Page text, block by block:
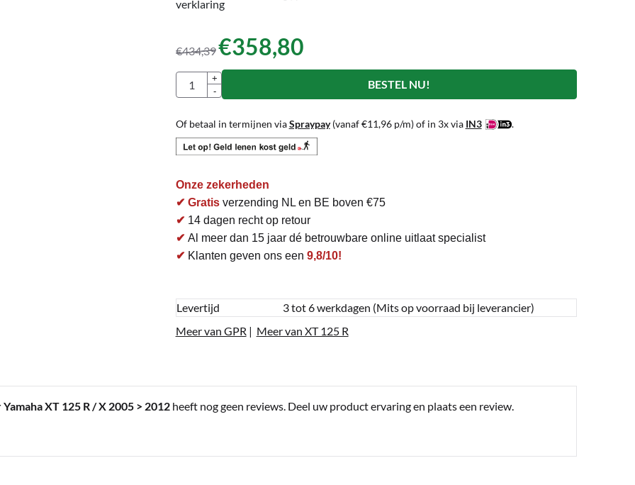
verklaring
€434,39€358,80
Aantal
+
-
BESTEL NU!
Of betaal in termijnen viaSpraypay(vanaf€11,96p/m) of in 3x via IN3 .
Onze zekerheden
✔ Gratisverzending NL en BE boven €75
✔ 14 dagen recht op retour
✔ Al meer dan 15 jaar dé betrouwbare online uitlaat specialist
✔ Klanten geven ons een 9,8/10!
Levertijd
3 tot 6 werkdagen (Mits op voorraad bij leverancier)
Meer van GPR | Meer van XT 125 R
XT 125 R / X 2005 > 2012 heeft nog geen reviews. Deel uw product ervaring en plaats een review.